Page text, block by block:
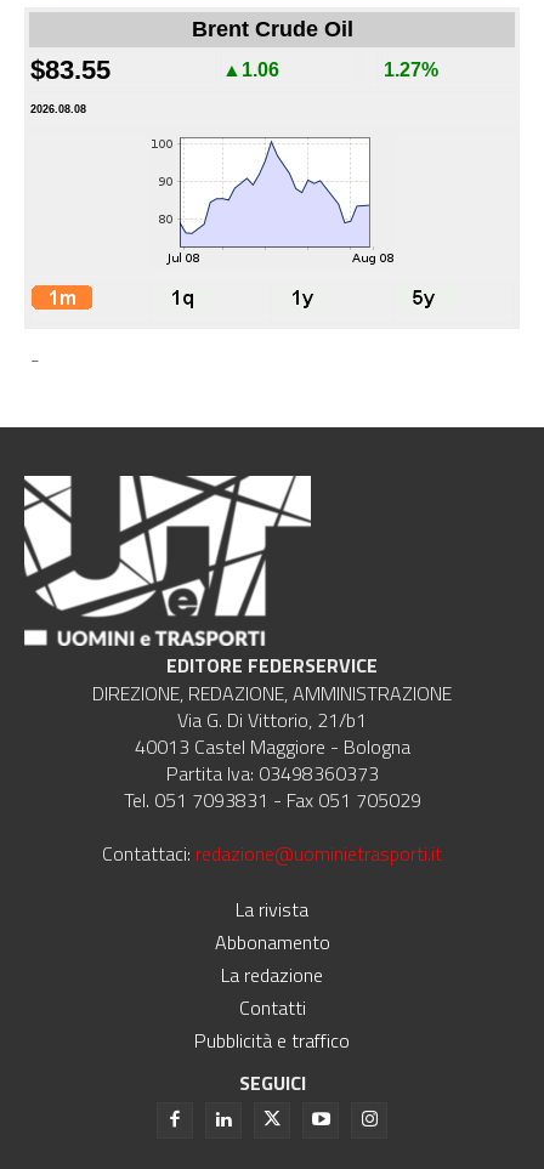
Brent Crude Oil
$83.55 ▲1.06 1.27%
2026.08.08
-
EDITORE FEDERSERVICE
DIREZIONE, REDAZIONE, AMMINISTRAZIONE
Via G. Di Vittorio, 21/b1
40013 Castel Maggiore - Bologna
Partita Iva: 03498360373
Tel. 051 7093831 - Fax 051 705029
Contattaci: redazione@uominietrasporti.it
La rivista
Abbonamento
La redazione
Contatti
Pubblicità e traffico
SEGUICI